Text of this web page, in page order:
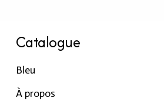
Catalogue
Bleu
À propos